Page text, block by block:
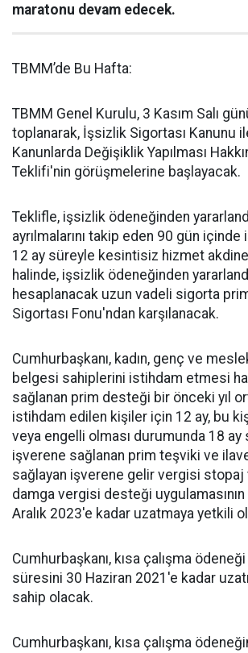
maratonu devam edecek.
TBMM’de Bu Hafta:
TBMM Genel Kurulu, 3 Kasım Salı
toplanarak, İşsizlik Sigortası Kanunu
Kanunlarda Değişiklik Yapılması
Teklifi'nin görüşmelerine başlayacak.
Teklifle, işsizlik ödeneğinden
ayrılmalarını takip eden 90 gün
12 ay süreyle kesintisiz hizmet akdine
halinde, işsizlik ödeneğinden
hesaplanacak uzun vadeli sigorta
Sigortası Fonu'ndan karşılanacak.
Cumhurbaşkanı, kadın, genç ve
belgesi sahiplerini istihdam etmesi
sağlanan prim desteği bir önceki yıl
istihdam edilen kişiler için 12 ay, bu
veya engelli olması durumunda 18 ay
işverene sağlanan prim teşviki ve
sağlayan işverene gelir vergisi stopaj
damga vergisi desteği
Aralık 2023'e kadar uzatmaya yetkili
Cumhurbaşkanı, kısa çalışma ödeneği
süresini 30 Haziran 2021'e kadar
sahip olacak.
Cumhurbaşkanı, kısa çalışma